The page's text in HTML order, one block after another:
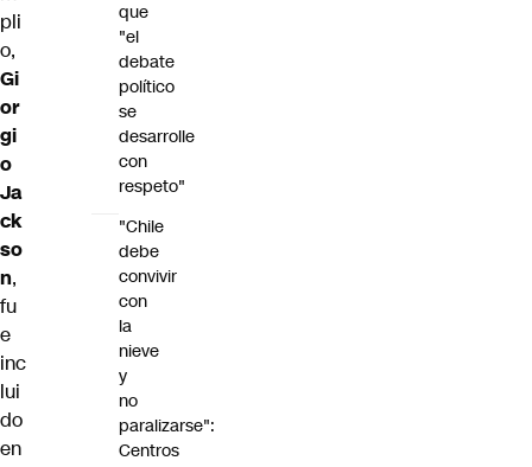
pli
o,
Gi
or
gi
o
Ja
ck
so
n,
fu
e
inc
lui
do
en
que
"el
debate
político
se
desarrolle
con
respeto"
"Chile
debe
convivir
con
la
nieve
y
no
paralizarse":
Centros